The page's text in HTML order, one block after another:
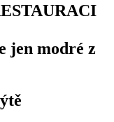
jen modré z